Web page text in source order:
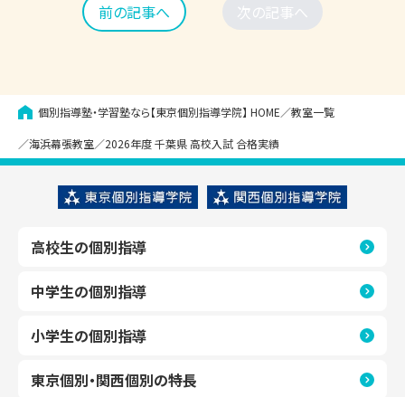
前の記事へ 次の記事へ
個別指導塾・学習塾なら【東京個別指導学院】 HOME 教室一覧
海浜幕張教室 2026年度 千葉県 高校入試 合格実績
高校生の個別指導
中学生の個別指導
小学生の個別指導
東京個別・関西個別の特長